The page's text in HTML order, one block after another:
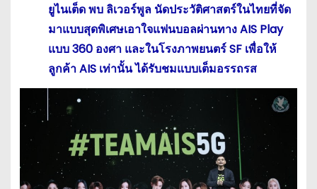
ยูไนเต็ด พบ ลิเวอร์พูล นัดประวัติศาสตร์ในไทยที่จัด
มาแบบสุดพิเศษเอาใจแฟนบอลผ่านทาง AIS Play
แบบ 360 องศา และในโรงภาพยนตร์ SF เพื่อให้
ลูกค้า AIS เท่านั้น ได้รับชมแบบเต็มอรรถรส